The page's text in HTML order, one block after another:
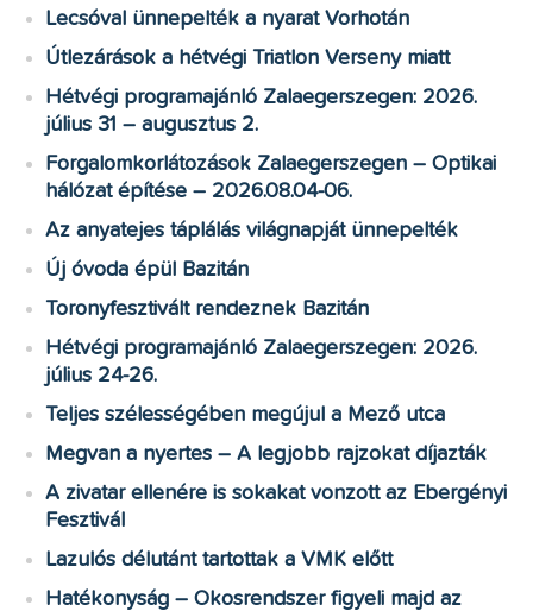
Lecsóval ünnepelték a nyarat Vorhotán
Útlezárások a hétvégi Triatlon Verseny miatt
Hétvégi programajánló Zalaegerszegen: 2026.
július 31 – augusztus 2.
Forgalomkorlátozások Zalaegerszegen – Optikai
hálózat építése – 2026.08.04-06.
Az anyatejes táplálás világnapját ünnepelték
Új óvoda épül Bazitán
Toronyfesztivált rendeznek Bazitán
Hétvégi programajánló Zalaegerszegen: 2026.
július 24-26.
Teljes szélességében megújul a Mező utca
Megvan a nyertes – A legjobb rajzokat díjazták
A zivatar ellenére is sokakat vonzott az Ebergényi
Fesztivál
Lazulós délutánt tartottak a VMK előtt
Hatékonyság – Okosrendszer figyeli majd az